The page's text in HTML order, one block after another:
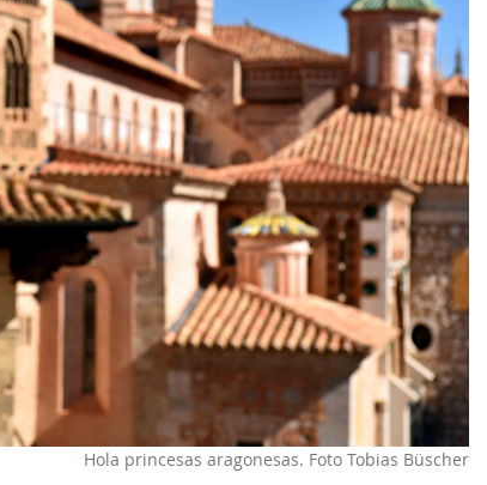
Hola princesas aragonesas. Foto Tobias Büscher